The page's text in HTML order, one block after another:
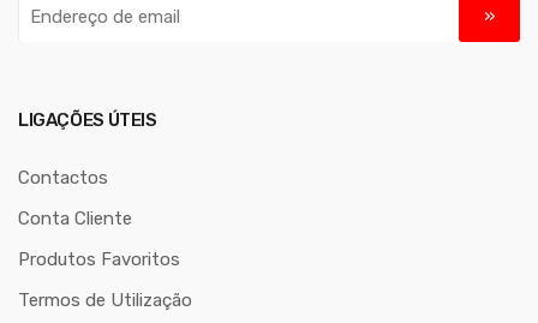
r
ç
e
e
LIGAÇÕES ÚTEIS
Contactos
Conta Cliente
Produtos Favoritos
Termos de Utilização